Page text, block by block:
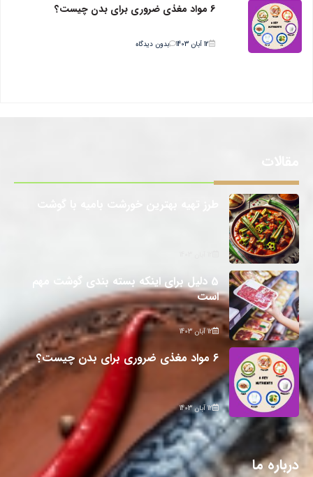
6 مواد مغذی ضروری برای بدن چیست؟
12 آبان 1403 بدون دیدگاه
5 دلیل برای اینکه بسته بندی گوشت مهم
است
12 آبان 1403
6 مواد مغذی ضروری برای بدن چیست؟
12 آبان 1403
درباره ما